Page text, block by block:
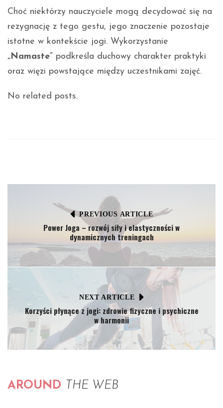
Choć niektórzy nauczyciele mogą decydować się na
rezygnację z tego gestu, jego znaczenie pozostaje
istotne w kontekście jogi. Wykorzystanie
„Namaste” podkreśla duchowy charakter praktyki
oraz więzi powstające między uczestnikami zajęć.
No related posts.
PREVIOUS ARTICLE
Power Joga – rozwój siły i elastyczności w
dynamicznych treningach
NEXT ARTICLE
Korzyści płynące z jogi: zdrowie fizyczne i psychiczne
w harmonii
AROUND THE WEB